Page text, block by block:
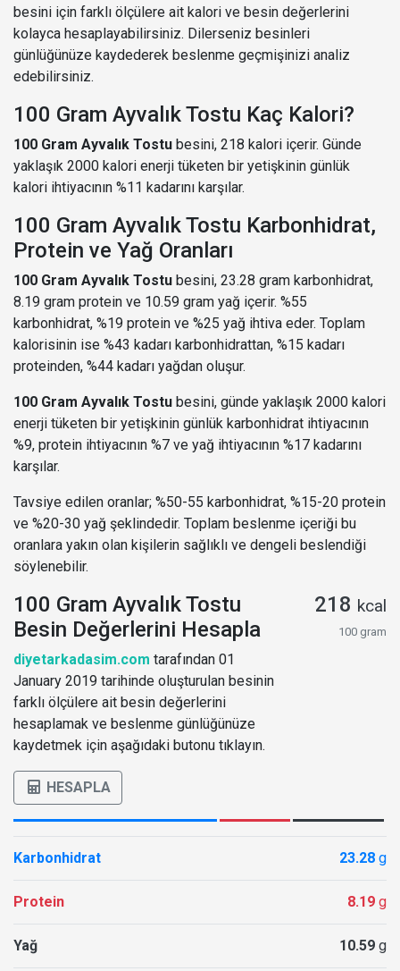
besini için farklı ölçülere ait kalori ve besin değerlerini
kolayca hesaplayabilirsiniz. Dilerseniz besinleri
günlüğünüze kaydederek beslenme geçmişinizi analiz
edebilirsiniz.
100 Gram Ayvalık Tostu Kaç Kalori?
100 Gram Ayvalık Tostu besini, 218 kalori içerir. Günde
yaklaşık 2000 kalori enerji tüketen bir yetişkinin günlük
kalori ihtiyacının %11 kadarını karşılar.
100 Gram Ayvalık Tostu Karbonhidrat,
Protein ve Yağ Oranları
100 Gram Ayvalık Tostu besini, 23.28 gram karbonhidrat,
8.19 gram protein ve 10.59 gram yağ içerir. %55
karbonhidrat, %19 protein ve %25 yağ ihtiva eder. Toplam
kalorisinin ise %43 kadarı karbonhidrattan, %15 kadarı
proteinden, %44 kadarı yağdan oluşur.
100 Gram Ayvalık Tostu besini, günde yaklaşık 2000 kalori
enerji tüketen bir yetişkinin günlük karbonhidrat ihtiyacının
%9, protein ihtiyacının %7 ve yağ ihtiyacının %17 kadarını
karşılar.
Tavsiye edilen oranlar; %50-55 karbonhidrat, %15-20 protein
ve %20-30 yağ şeklindedir. Toplam beslenme içeriği bu
oranlara yakın olan kişilerin sağlıklı ve dengeli beslendiği
söylenebilir.
100 Gram Ayvalık Tostu
Besin Değerlerini Hesapla
diyetarkadasim.com tarafından 01
January 2019 tarihinde oluşturulan besinin
farklı ölçülere ait besin değerlerini
hesaplamak ve beslenme günlüğünüze
kaydetmek için aşağıdaki butonu tıklayın.
HESAPLA
218 kcal
100 gram
Karbonhidrat 23.28 g
Protein 8.19 g
Yağ 10.59 g